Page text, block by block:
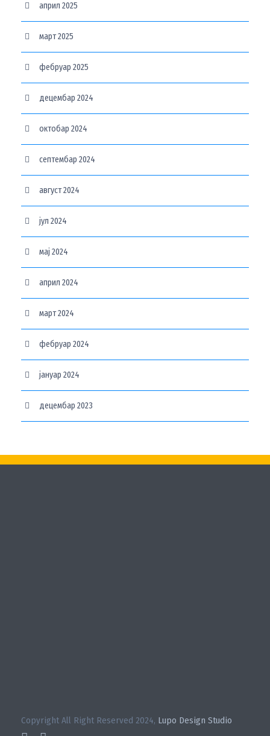
април 2025
март 2025
фебруар 2025
децембар 2024
октобар 2024
септембар 2024
август 2024
јул 2024
мај 2024
април 2024
март 2024
фебруар 2024
јануар 2024
децембар 2023
Copyright All Right Reserved 2024, Lupo Design Studio